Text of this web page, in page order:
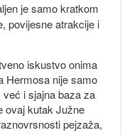
je samo kratkom
povijesne atrakcije i
iskustvo onima
Hermosa nije samo
i sjajna baza za
ovaj kutak Južne
pejzaža,